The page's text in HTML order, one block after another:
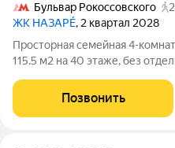
Бульвар Рокоссовского
ЖК НАЗАРÉ, 2 квартал 2028
Просторная семейная 4-
115.5 м2 на 40 этаже, без
света и террасы с
города и национальный
Позвонить